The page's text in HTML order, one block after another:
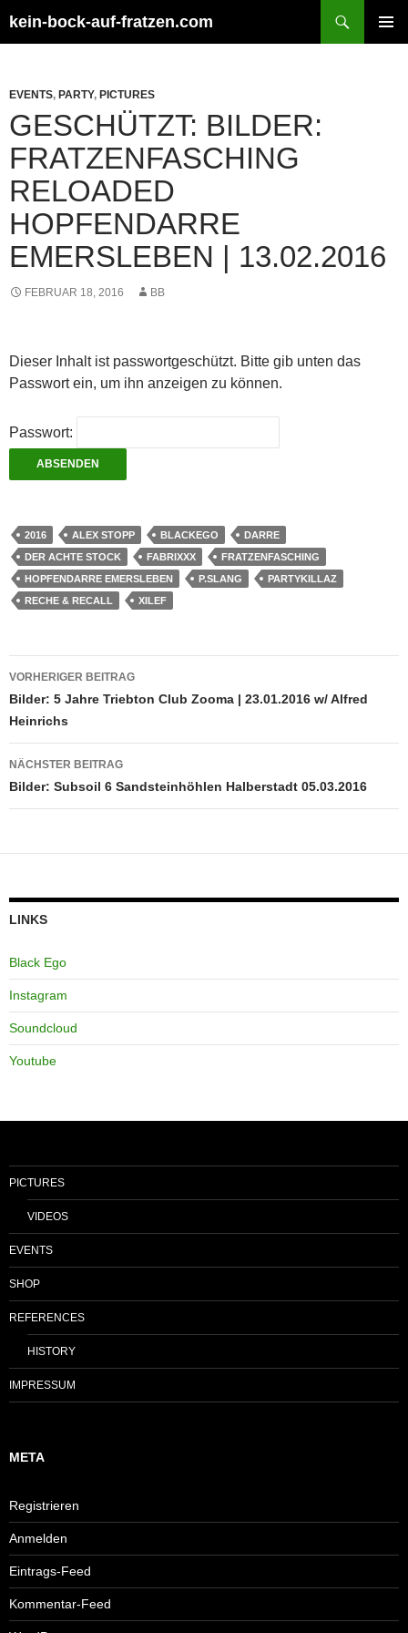
Inhalt
kein-bock-auf-fratzen.com
EVENTS, PARTY, PICTURES
GESCHÜTZT: BILDER:
FRATZENFASCHING
RELOADED
HOPFENDARRE
EMERSLEBEN | 13.02.2016
FEBRUAR 18, 2016 BB
Dieser Inhalt ist passwortgeschützt. Bitte gib unten das
Passwort ein, um ihn anzeigen zu können.
Passwort:
2016 ALEX STOPP BLACKEGO
DARRE
DER ACHTE STOCK
FABRIXXX
FRATZENFASCHING
HOPFENDARRE EMERSLEBEN
P.SLANG
PARTYKILLAZ
RECHE & RECALL
XILEF
Beitragsnavigation
VORHERIGER BEITRAG
Bilder: 5 Jahre Triebton Club Zooma | 23.01.2016 w/ Alfred
Heinrichs
NÄCHSTER BEITRAG
Bilder: Subsoil 6 Sandsteinhöhlen Halberstadt 05.03.2016
LINKS
Black Ego
Instagram
Soundcloud
Youtube
PICTURES
VIDEOS
EVENTS
SHOP
REFERENCES
HISTORY
IMPRESSUM
META
Registrieren
Anmelden
Eintrags-Feed
Kommentar-Feed